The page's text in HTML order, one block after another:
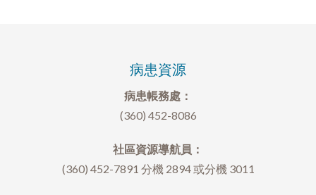
病患資源
病患帳務處：
(360) 452-8086
社區資源導航員：
(360) 452-7891 分機 2894 或分機 3011